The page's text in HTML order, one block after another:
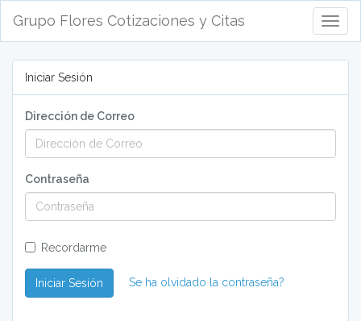
Abrir/
menú
de
Grupo Flores Cotizaciones y Citas
Iniciar Sesión
Dirección de Correo
Contraseña
Recordarme
Se ha olvidado la contraseña?